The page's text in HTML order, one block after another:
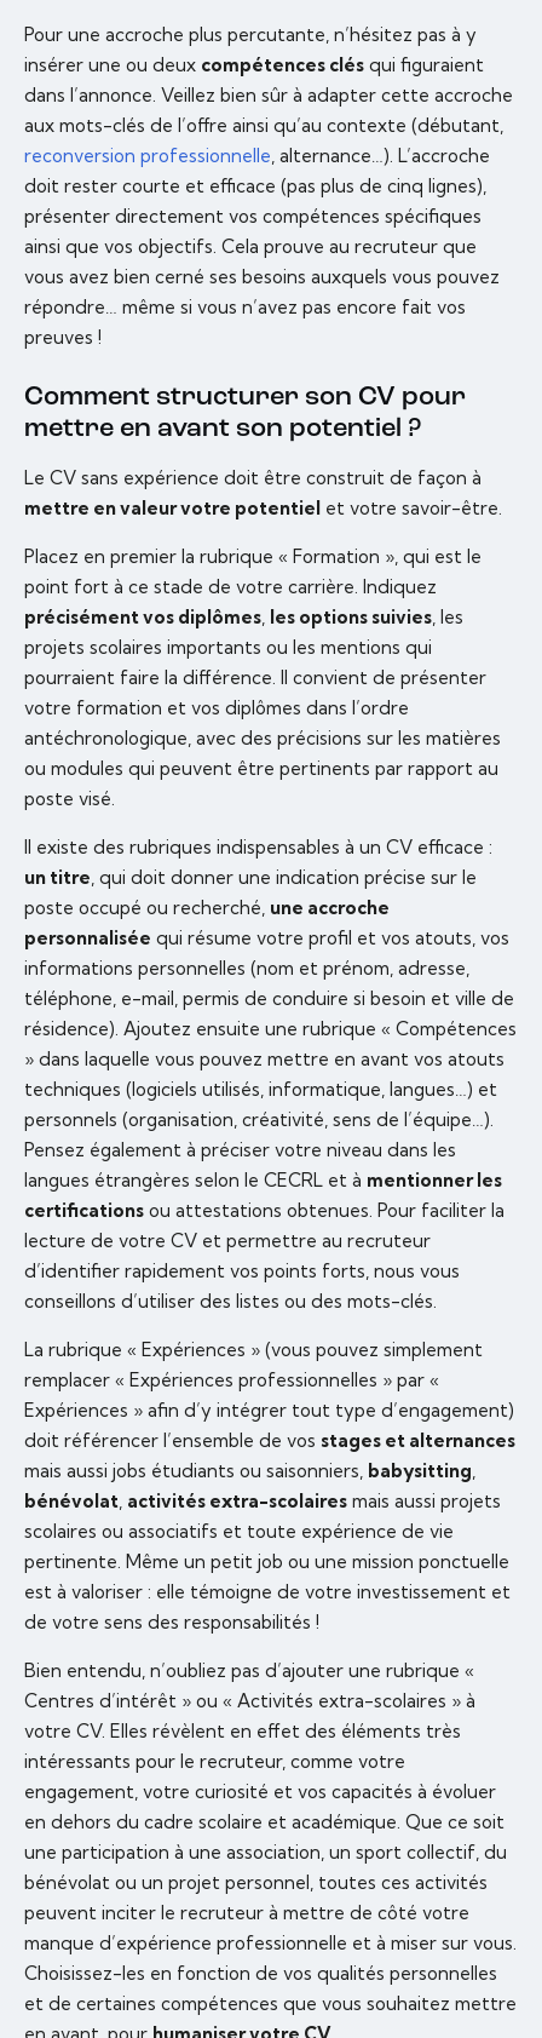
Pour une accroche plus percutante, n’hésitez pas à y
insérer une ou deux compétences clés qui figuraient
dans l’annonce. Veillez bien sûr à adapter cette accroche
aux mots-clés de l’offre ainsi qu’au contexte (débutant,
reconversion professionnelle, alternance…). L’accroche
doit rester courte et efficace (pas plus de cinq lignes),
présenter directement vos compétences spécifiques
ainsi que vos objectifs. Cela prouve au recruteur que
vous avez bien cerné ses besoins auxquels vous pouvez
répondre… même si vous n’avez pas encore fait vos
preuves !
Comment structurer son CV pour
mettre en avant son potentiel ?
Le CV sans expérience doit être construit de façon à
mettre en valeur votre potentiel et votre savoir-être.
Placez en premier la rubrique « Formation », qui est le
point fort à ce stade de votre carrière. Indiquez
précisément vos diplômes, les options suivies, les
projets scolaires importants ou les mentions qui
pourraient faire la différence. Il convient de présenter
votre formation et vos diplômes dans l’ordre
antéchronologique, avec des précisions sur les matières
ou modules qui peuvent être pertinents par rapport au
poste visé.
Il existe des rubriques indispensables à un CV efficace :
un titre, qui doit donner une indication précise sur le
poste occupé ou recherché, une accroche
personnalisée qui résume votre profil et vos atouts, vos
informations personnelles (nom et prénom, adresse,
téléphone, e-mail, permis de conduire si besoin et ville de
résidence). Ajoutez ensuite une rubrique « Compétences
» dans laquelle vous pouvez mettre en avant vos atouts
techniques (logiciels utilisés, informatique, langues…) et
personnels (organisation, créativité, sens de l’équipe…).
Pensez également à préciser votre niveau dans les
langues étrangères selon le CECRL et à mentionner les
certifications ou attestations obtenues. Pour faciliter la
lecture de votre CV et permettre au recruteur
d’identifier rapidement vos points forts, nous vous
conseillons d’utiliser des listes ou des mots-clés.
La rubrique « Expériences » (vous pouvez simplement
remplacer « Expériences professionnelles » par «
Expériences » afin d’y intégrer tout type d’engagement)
doit référencer l’ensemble de vos stages et alternances
mais aussi jobs étudiants ou saisonniers, babysitting,
bénévolat, activités extra-scolaires mais aussi projets
scolaires ou associatifs et toute expérience de vie
pertinente. Même un petit job ou une mission ponctuelle
est à valoriser : elle témoigne de votre investissement et
de votre sens des responsabilités !
Bien entendu, n’oubliez pas d’ajouter une rubrique «
Centres d’intérêt » ou « Activités extra-scolaires » à
votre CV. Elles révèlent en effet des éléments très
intéressants pour le recruteur, comme votre
engagement, votre curiosité et vos capacités à évoluer
en dehors du cadre scolaire et académique. Que ce soit
une participation à une association, un sport collectif, du
bénévolat ou un projet personnel, toutes ces activités
peuvent inciter le recruteur à mettre de côté votre
manque d’expérience professionnelle et à miser sur vous.
Choisissez-les en fonction de vos qualités personnelles
et de certaines compétences que vous souhaitez mettre